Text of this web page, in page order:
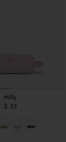
Milly
$ 35